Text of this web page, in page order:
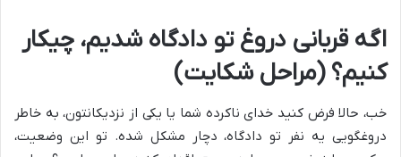
اگه قربانی دروغ تو دادگاه شدیم، چیکار
کنیم؟ (مراحل شکایت)
خب، حالا فرض کنید خدای ناکرده شما یا یکی از نزدیکانتون، به خاطر
دروغگویی یه نفر تو دادگاه، دچار مشکل شده. تو این وضعیت،